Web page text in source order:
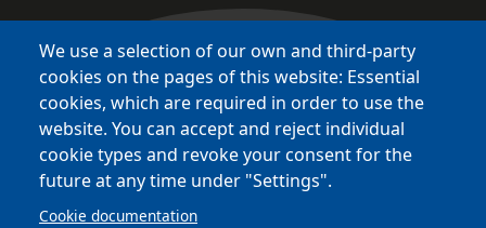
Bretagne Culture Diversité
des sites variés !
Sites
BCD
Bazhvalan
Bécédia
BED
We use a selection of our own and third-party
cookies on the pages of this website: Essential
cookies, which are required in order to use the
website. You can accept and reject individual
cookie types and revoke your consent for the
future at any time under "Settings".
Cookie documentation